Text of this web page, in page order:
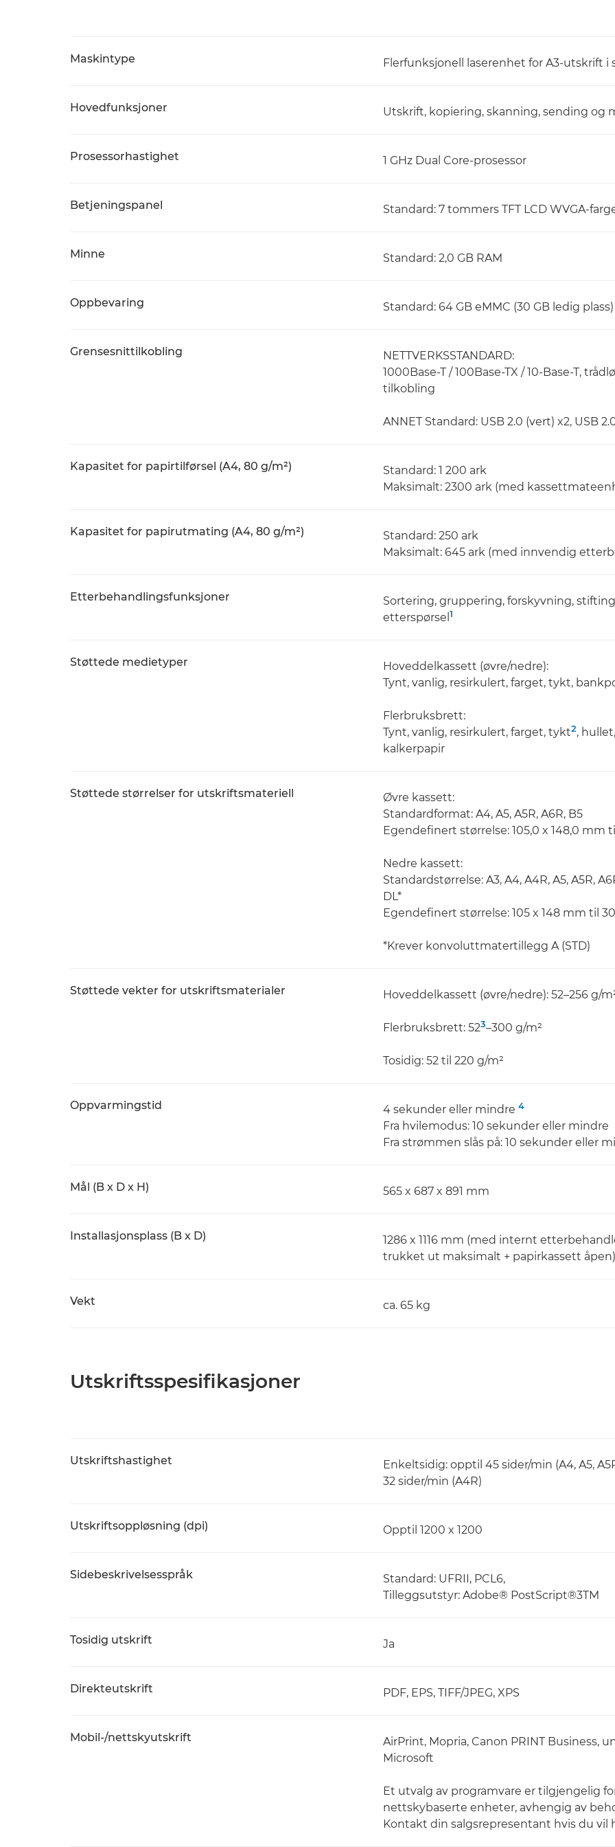
Maskintype Flerfunksjonell laserenhet for A3-utskrift i
Hovedfunksjoner Utskrift, kopiering, skanning, sending og
Prosessorhastighet 1 GHz Dual Core-prosessor
Betjeningspanel Standard: 7 tommers TFT LCD WVGA-
Minne Standard: 2,0 GB RAM
Oppbevaring Standard: 64 GB eMMC (30 GB ledig plass)
Grensesnittilkobling
NETTVERKSSTANDARD:
1000Base-T / 100Base-TX / 10-Base-T,
tilkobling
ANNET Standard: USB 2.0 (vert) x2, USB
Kapasitet for papirtilførsel (A4, 80 g/m²)
Standard: 1 200 ark
Maksimalt: 2300 ark (med
Kapasitet for papirutmating (A4, 80 g/m²)
Standard: 250 ark
Maksimalt: 645 ark (med innvendig
Etterbehandlingsfunksjoner
Sortering, gruppering, forskyvning,
etterspørsel 1
Støttede medietyper
Hoveddelkassett (øvre/nedre):
Tynt, vanlig, resirkulert, farget, tykt,
Flerbruksbrett:
Tynt, vanlig, resirkulert, farget, tykt2,
kalkerpapir
Støttede størrelser for utskriftsmateriell
Øvre kassett:
Standardformat: A4, A5, A5R, A6R, B5
Egendefinert størrelse: 105,0 x 148,0 mm
Nedre kassett:
Standardstørrelse: A3, A4, A4R, A5, A5R,
DL*
Egendefinert størrelse: 105 x 148 mm til
*Krever konvoluttmatertillegg A (STD)
Støttede vekter for utskriftsmaterialer Hoveddelkassett (øvre/nedre): 52–256 g/
Flerbruksbrett: 523–300 g/m²
Tosidig: 52 til 220 g/m²
Oppvarmingstid 4 sekunder eller mindre 4
Fra hvilemodus: 10 sekunder eller mindre
Fra strømmen slås på: 10 sekunder eller
Mål (B x D x H) 565 x 687 x 891 mm
Installasjonsplass (B x D)
1286 x 1116 mm (med internt
trukket ut maksimalt + papirkassett åpen)
Vekt ca. 65 kg
Utskriftsspesifikasjoner
Utskriftshastighet
Enkeltsidig: opptil 45 sider/min (A4, A5,
32 sider/min (A4R)
Utskriftsoppløsning (dpi) Opptil 1200 x 1200
Sidebeskrivelsesspråk
Standard: UFRII, PCL6,
Tilleggsutstyr: Adobe® PostScript®3TM
Tosidig utskrift Ja
Direkteutskrift PDF, EPS, TIFF/JPEG, XPS
Mobil-/nettskyutskrift
AirPrint, Mopria, Canon PRINT Business,
Microsoft
Et utvalg av programvare er tilgjengelig
nettskybaserte enheter, avhengig av
Kontakt din salgsrepresentant hvis du vil